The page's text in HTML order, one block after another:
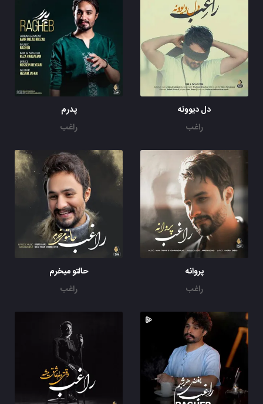
دل دیوونه
راغب
پدرم
راغب
پروانه
راغب
حالتو میخرم
راغب